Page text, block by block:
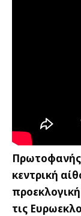
κεντρική
τις